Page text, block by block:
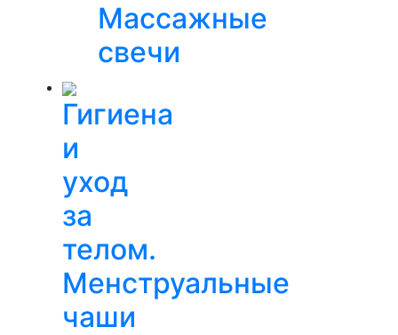
Массажные
свечи
Гигиена
и
уход
за
телом.
Менструальные
чаши